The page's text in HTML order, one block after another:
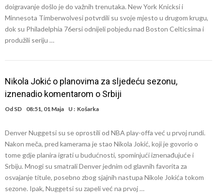
doigravanje došlo je do važnih trenutaka. New York Knicksi i
Minnesota Timberwolvesi potvrdili su svoje mjesto u drugom krugu,
dok su Philadelphia 76ersi odnijeli pobjedu nad Boston Celticsima i
produžili seriju …
Nikola Jokić o planovima za sljedeću sezonu,
iznenadio komentarom o Srbiji
Od SD 08:51, 01 Maja U : Košarka
Denver Nuggetsi su se oprostili od NBA play-offa već u prvoj rundi.
Nakon meča, pred kamerama je stao Nikola Jokić, koji je govorio o
tome gdje planira igrati u budućnosti, spominjući iznenađujuće i
Srbiju. Mnogi su smatrali Denver jednim od glavnih favorita za
osvajanje titule, posebno zbog sjajnih nastupa Nikole Jokića tokom
sezone. Ipak, Nuggetsi su zapeli već na prvoj …